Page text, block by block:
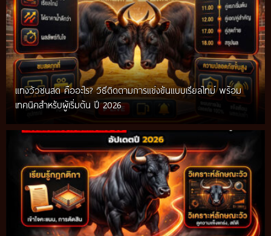
แทงวัวชนสด คืออะไร? วิธีติดตามการแข่งขันแบบเรียลไทม์ พร้อม
เทคนิคสำหรับผู้เริ่มต้น ปี 2026